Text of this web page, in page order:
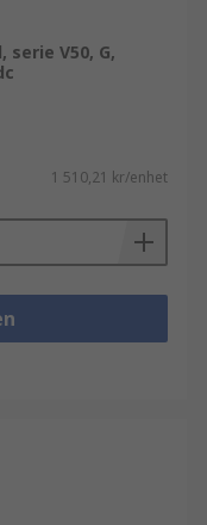
serie V50, G,
1 510,21 kr/enhet